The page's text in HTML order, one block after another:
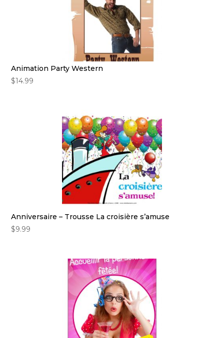
Animation Party Western
$14.99
Anniversaire – Trousse La croisière s’amuse
$9.99